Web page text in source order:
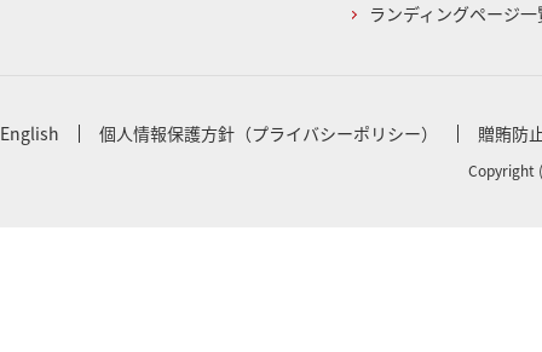
ランディングページ一
English 個人情報保護方針（プライバシーポリシー） 贈賄防
Copyright